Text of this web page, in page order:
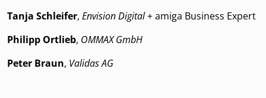
Tanja Schleifer, Envision Digital+ amiga Business Expert
Philipp Ortlieb, OMMAX GmbH
Peter Braun, Validas AG